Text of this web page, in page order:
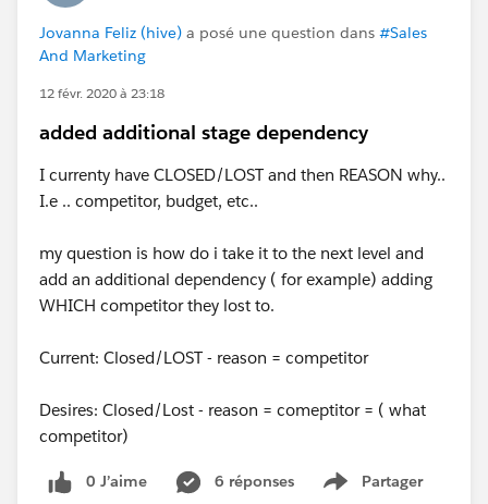
Jovanna Feliz (hive) a posé une question dans #Sales
And Marketing
12 févr. 2020 à 23:18
added additional stage dependency
I currenty have CLOSED/LOST and then REASON why..
I.e .. competitor, budget, etc..
my question is how do i take it to the next level and
add an additional dependency ( for example) adding
WHICH competitor they lost to.
Current: Closed/LOST - reason = competitor
Desires: Closed/Lost - reason = comeptitor = ( what
competitor)
0 J’aime 6 réponses Partager
Show menu